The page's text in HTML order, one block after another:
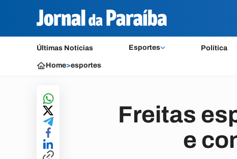
Últimas Notícias Esportes Política
Home>esportes
Freitas
e